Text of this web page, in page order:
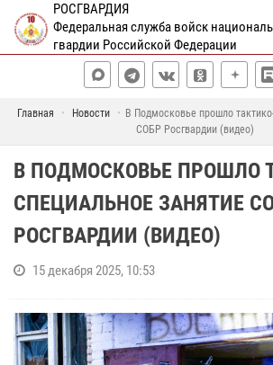
РОСГВАРДИЯ
Федеральная служба войск
гвардии Российской Федерации
Главная Новости
В Подмосковье прошло
СОБР Росгвардии (видео)
В ПОДМОСКОВЬЕ ПРОШЛО
СПЕЦИАЛЬНОЕ ЗАНЯТИЕ
РОСГВАРДИИ (ВИДЕО)
15 декабря 2025, 10:53